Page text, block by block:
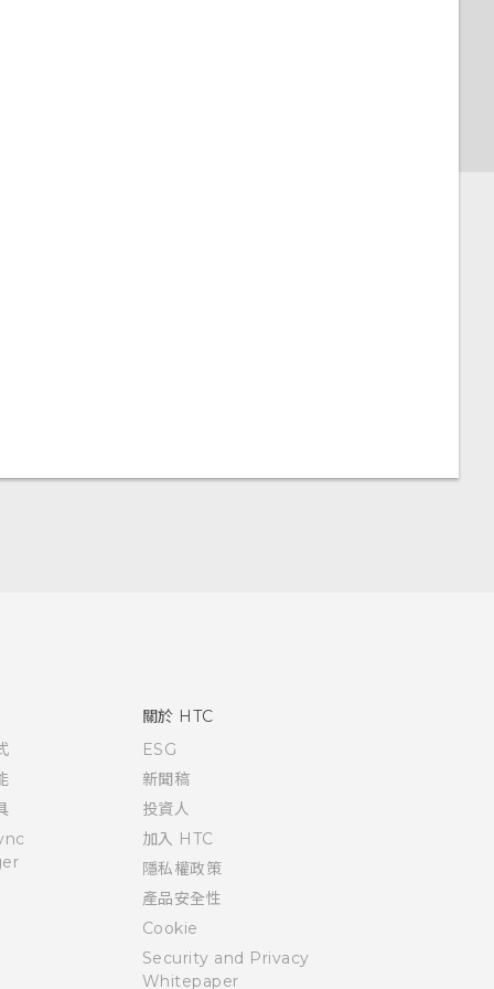
關於 HTC
ESG
新聞稿
投資人
加入 HTC
隱私權政策
產品安全性
Cookie
Security and Privacy
Whitepaper